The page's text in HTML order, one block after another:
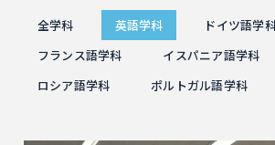
全学科 英語学科
ドイツ語学
フランス語学科
イスパニア語学科
ロシア語学科
ポルトガル語学科